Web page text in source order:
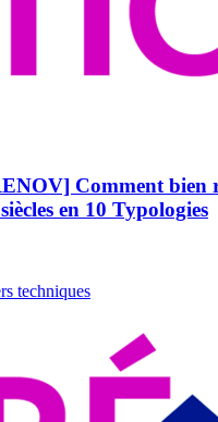
Comment bien
en 10 Typologies